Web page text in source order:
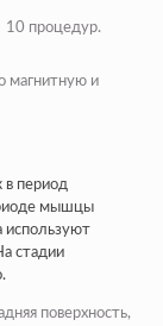
10 процедур.
магнитную и
в период
мышцы
используют
стадии
поверхность,